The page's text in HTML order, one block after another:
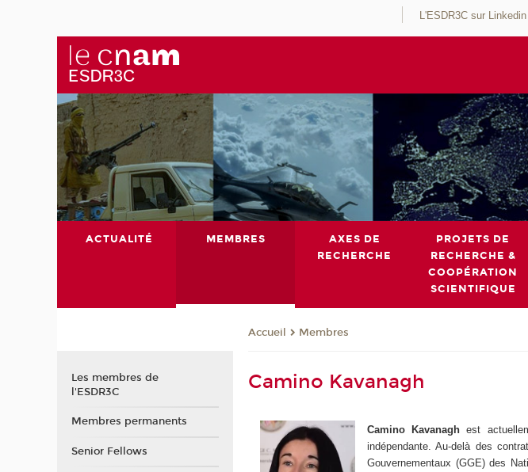
L'ESDR3C sur Linkedin
ACTUALITÉ MEMBRES
AXES DE
RECHERCHE
PROJETS DE
RECHERCHE &
COOPÉRATION
SCIENTIFIQUE
Accueil Membres
Camino Kavanagh
Camino Kavanagh est
indépendante. Au-delà des
Gouvernementaux (GGE) des
Les membres de
l'ESDR3C
Membres permanents
Senior Fellows